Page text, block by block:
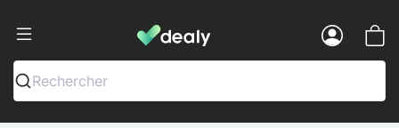
Dealy - Fundas y accesorios para
Rechercher